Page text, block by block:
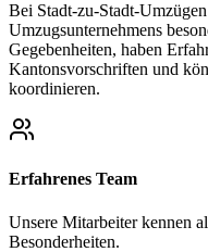
Bei Stadt-zu-Stadt-
Umzugsunternehmens
Gegebenheiten, haben
Kantonsvorschriften und
koordinieren.
Erfahrenes Team
Unsere Mitarbeiter kennen
Besonderheiten.